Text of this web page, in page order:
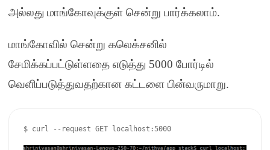
அல்லது மாங்கோவுக்குள் சென்று பார்க்கலாம்.
மாங்கோவில் சென்று கலெக்சனில்
சேமிக்கப்பட்டுள்ளதை எடுத்து 5000 போர்டில்
வெளிப்படுத்துவதற்கான கட்டளை பின்வருமாறு.
$ curl --request GET localhost:5000